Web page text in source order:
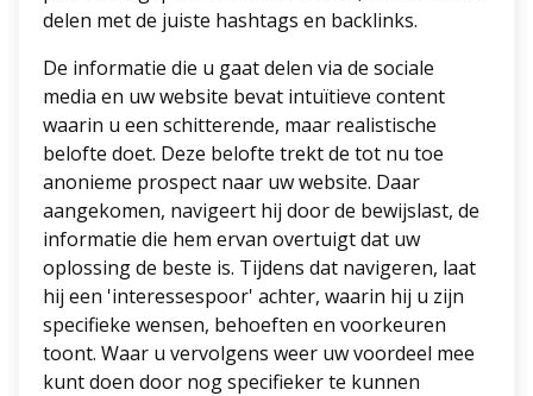
delen met de juiste hashtags en backlinks.
De informatie die u gaat delen via de sociale
media en uw website bevat intuïtieve content
waarin u een schitterende, maar realistische
belofte doet. Deze belofte trekt de tot nu toe
anonieme prospect naar uw website. Daar
aangekomen, navigeert hij door de bewijslast, de
informatie die hem ervan overtuigt dat uw
oplossing de beste is. Tijdens dat navigeren, laat
hij een 'interessespoor' achter, waarin hij u zijn
specifieke wensen, behoeften en voorkeuren
toont. Waar u vervolgens weer uw voordeel mee
kunt doen door nog specifieker te kunnen